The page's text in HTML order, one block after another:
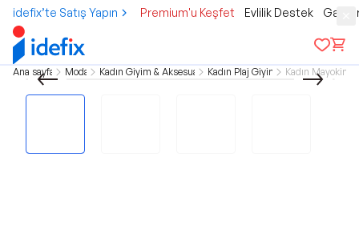
idefix’te Satış Yapın Premium'u Keşfet Evlilik Destek
Ana sayfa Moda Kadın Giyim & Aksesuar Kadın Plaj Giyim Kadın Mayokini